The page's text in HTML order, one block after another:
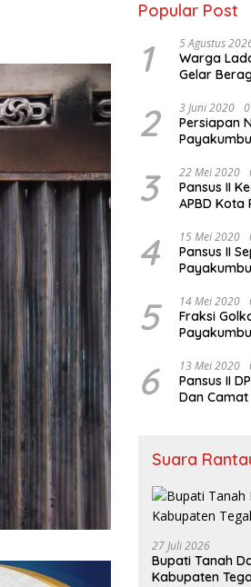
Popular Post
1 5 Agustus
Warga
Gelar
2 3 Juni 2020
Persiapan
3 22 Mei 2020
Pansus II
APBD
4 15 Mei 2020
Pansus II
5 14 Mei 2020
Fraksi
6 13 Mei 2020
Pansus II
Dan
Suara
27 Juli 2026
Bupati Tanah
Kabupaten